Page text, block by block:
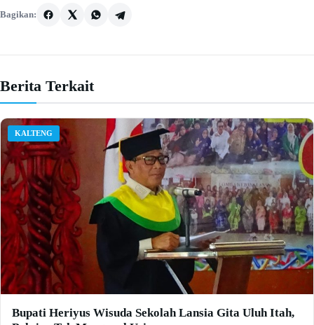
Bagikan:
Berita Terkait
KALTENG
Bupati Heriyus Wisuda Sekolah Lansia Gita Uluh Itah,